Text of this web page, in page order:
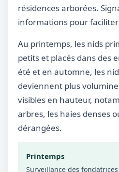
résidences arborées.
informations pour
Au printemps, les nids
petits et placés dans des
été et en automne, les
deviennent plus
visibles en hauteur,
arbres, les haies denses
dérangées.
Printemps
Surveillance des